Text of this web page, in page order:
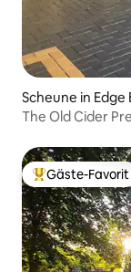
Scheune in Edge
The Old Cider
Beliebter
Gäste-Favorit